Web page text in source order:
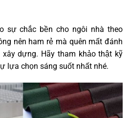
sự chắc bền cho ngôi nhà theo
nên ham rẻ mà quên mất đánh
dựng. Hãy tham khảo thật kỹ
lựa chọn sáng suốt nhất nhé.